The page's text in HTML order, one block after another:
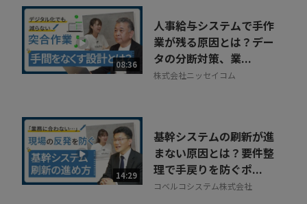
08:36
人事給与システムで手作
業が残る原因とは？デー
タの分断対策、業...
株式会社ニッセイコム
14:29
基幹システムの刷新が進
まない原因とは？要件整
理で手戻りを防ぐポ...
コベルコシステム株式会社